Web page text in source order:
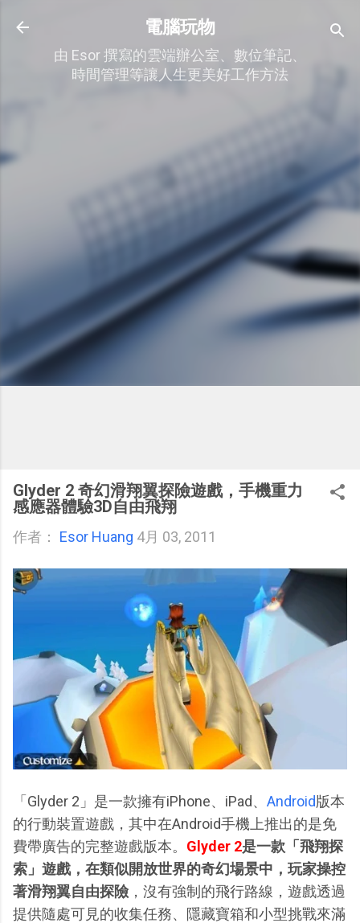
跳到主要內容
電腦玩物
由 Esor 撰寫的雲端辦公室、數位筆記、
時間管理等讓人生更美好工作方法
Glyder 2 奇幻滑翔翼探險遊戲，手機重力
感應器體驗3D自由飛翔
作者： Esor Huang 4月 03, 2011
「Glyder 2」是一款擁有iPhone、iPad、 Android版本
的行動裝置遊戲，其中在Android手機上推出的是免
費帶廣告的完整遊戲版本。 Glyder 2是一款「飛翔探
索」遊戲，在類似開放世界的奇幻場景中，玩家操控
著滑翔翼自由探險 ，沒有強制的飛行路線，遊戲透過
提供隨處可見的收集任務、隱藏寶箱和小型挑戰來滿